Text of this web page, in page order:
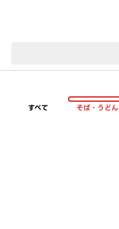
すべて そば・うどん